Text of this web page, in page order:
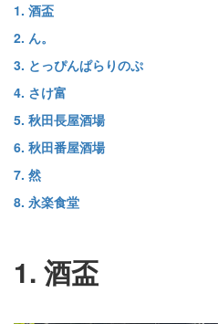
1. 酒盃
2. ん。
3. とっぴんぱらりのぷ
4. さけ富
5. 秋田長屋酒場
6. 秋田番屋酒場
7. 然
8. 永楽食堂
1. 酒盃